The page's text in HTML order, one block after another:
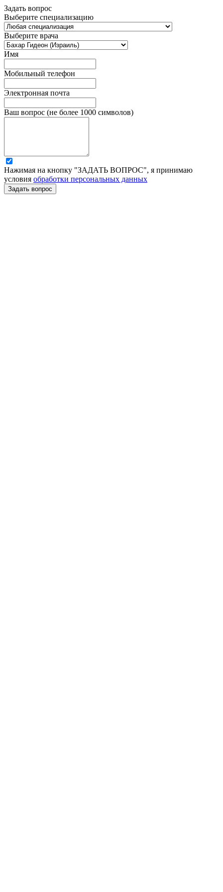
Задать вопрос
Выберите специализацию
Выберите врача
Имя
Мобильный телефон
Электронная почта
Ваш вопрос (не более 1000 символов)
Нажимая на кнопку "ЗАДАТЬ ВОПРОС", я принимаю
условия обработки персональных данных
Задать вопрос